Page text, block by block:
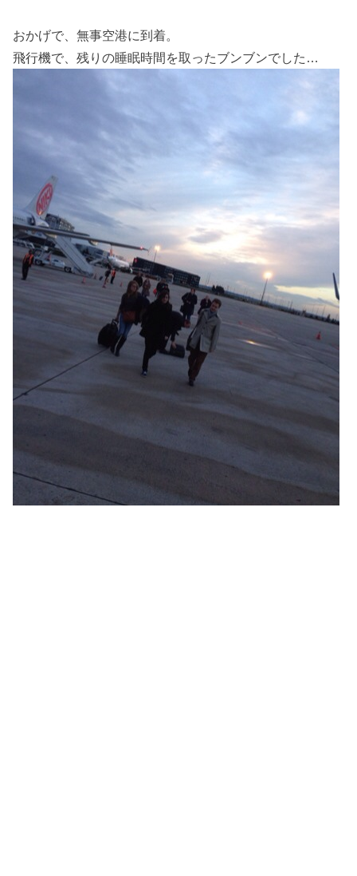
おかげで、無事空港に到着。
飛行機で、残りの睡眠時間を取ったブンブンでした…